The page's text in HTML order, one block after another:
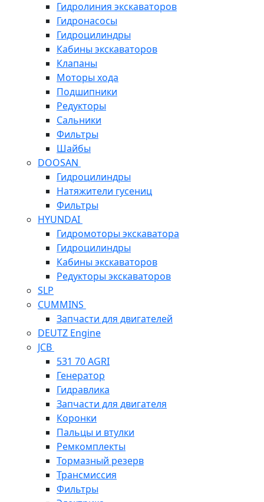
Гидролиния экскаваторов
Гидронасосы
Гидроцилиндры
Кабины экскаваторов
Клапаны
Моторы хода
Подшипники
Редукторы
Сальники
Фильтры
Шайбы
DOOSAN
Гидроцилиндры
Натяжители гусениц
Фильтры
HYUNDAI
Гидромоторы экскаватора
Гидроцилиндры
Кабины экскаваторов
Редукторы экскаваторов
SLP
CUMMINS
Запчасти для двигателей
DEUTZ Engine
JCB
531 70 AGRI
Генератор
Гидравлика
Запчасти для двигателя
Коронки
Пальцы и втулки
Ремкомплекты
Тормазный резерв
Трансмиссия
Фильтры